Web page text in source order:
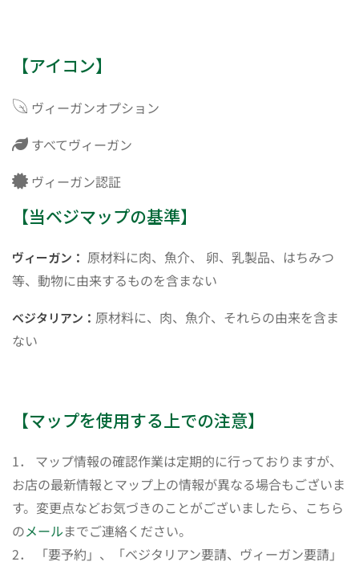
【アイコン】
ヴィーガンオプション
すべてヴィーガン
ヴィーガン認証
【当ベジマップの基準】
ヴィーガン： 原材料に肉、魚介、 卵、乳製品、はちみつ
等、動物に由来するものを含まない
ベジタリアン： 原材料に、肉、魚介、それらの由来を含ま
ない
【マップを使用する上での注意】
1． マップ情報の確認作業は定期的に行っておりますが、
お店の最新情報とマップ上の情報が異なる場合もございま
す。変更点などお気づきのことがございましたら、こちら
のメールまでご連絡ください。
2． 「要予約」、「ベジタリアン要請、ヴィーガン要請」